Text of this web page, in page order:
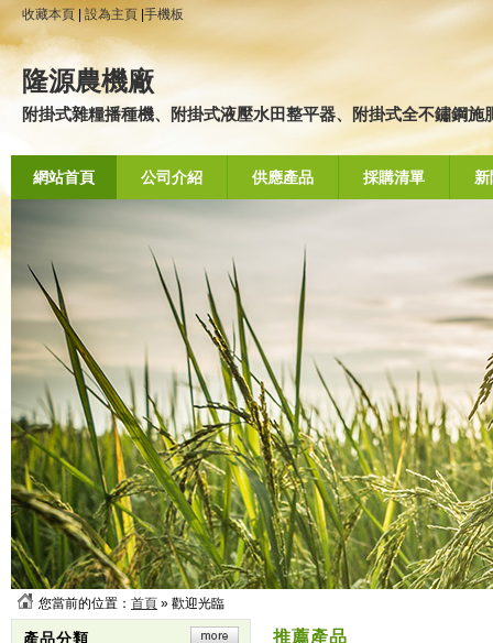
收藏本頁|設為主頁 手機板
隆源農機廠
附掛式雜糧播種機、附掛式液壓水田整平器、附掛式全不鏽鋼施
網站首頁 公司介紹 供應產品 採購清單
您當前的位置： 首頁 » 歡迎光臨
產品分類 推薦產品